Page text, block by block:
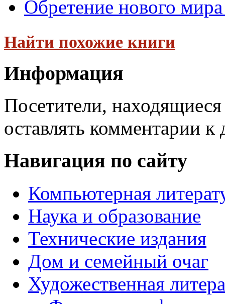
Обретение нового
Найти похожие книги
Информация
Посетители,
оставлять комментарии к
Навигация по сайту
Компьютерная
Наука и образование
Технические издания
Дом и семейный очаг
Художественная